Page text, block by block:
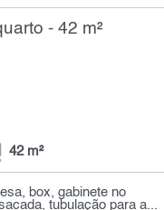
- 42 m²
42 m²
box, gabinete no
tubulação para a...